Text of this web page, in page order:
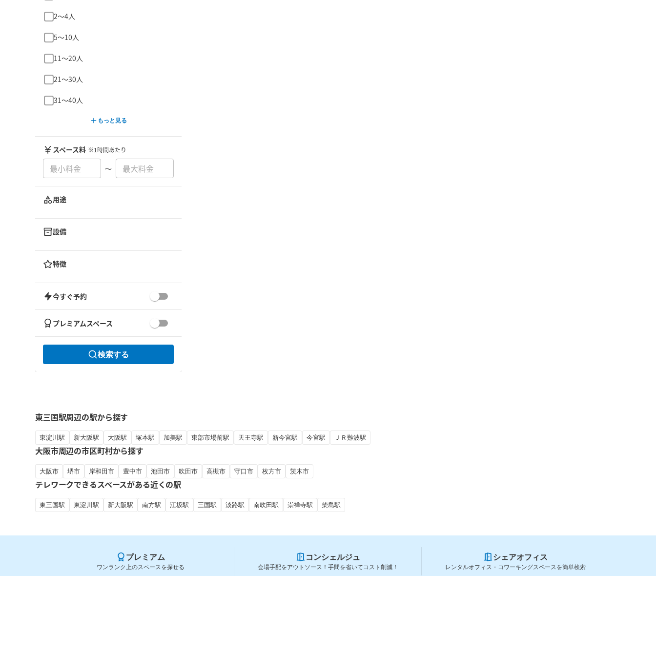
2〜4人
5〜10人
11〜20人
21〜30人
31〜40人
もっと見る
スペース料 ※1時間あたり
〜
用途
設備
特徴
今すぐ予約
プレミアムスペース
検索する
東三国駅周辺の駅から探す
東淀川駅 新大阪駅 大阪駅 塚本駅 加美駅 東部市場前駅 天王寺駅 新今宮駅 今宮駅 ＪＲ難波駅
大阪市周辺の市区町村から探す
大阪市 堺市 岸和田市 豊中市 池田市 吹田市 高槻市 守口市 枚方市 茨木市
テレワークできるスペースがある近くの駅
東三国駅 東淀川駅 新大阪駅 南方駅 江坂駅 三国駅 淡路駅 南吹田駅 崇禅寺駅 柴島駅
プレミアム
ワンランク上のスペースを探せる
コンシェルジュ
会場手配をアウトソース！手間を省いてコスト削減！
シェアオフィス
レンタルオフィス・コワーキングスペースを簡単検索